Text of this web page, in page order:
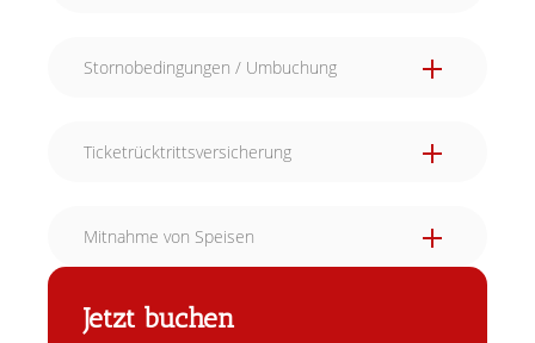
Stornobedingungen / Umbuchung
Ticketrücktrittsversicherung
Mitnahme von Speisen
Jetzt buchen